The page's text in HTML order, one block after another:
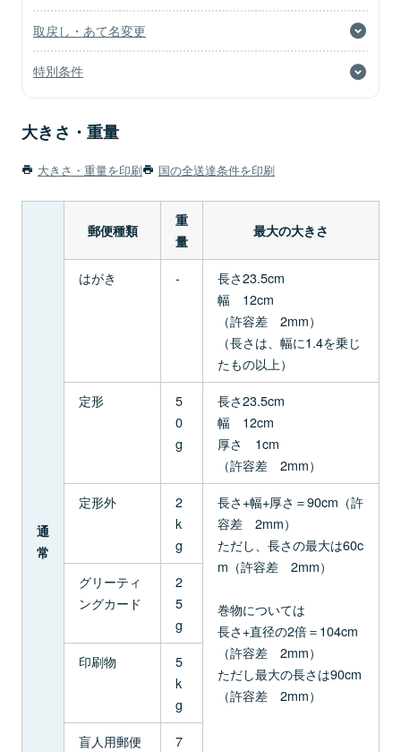
取戻し・あて名変更
特別条件
大きさ・重量
大きさ・重量を印刷 国の全送達条件を印刷
通
常
郵便種類
重
量
最大の大きさ
はがき -
長さ23.5cm
幅 12cm
（許容差 2mm）
（長さは、幅に1.4を乗じ
たもの以上）
定形
5
0
g
長さ23.5cm
幅 12cm
厚さ 1cm
（許容差 2mm）
定形外
2
k
g
長さ+幅+厚さ＝90cm（許
容差 2mm）
ただし、長さの最大は60c
m（許容差 2mm）
巻物については
長さ+直径の2倍＝104cm
（許容差 2mm）
ただし最大の長さは90cm
（許容差 2mm）
グリーティ
ングカード
2
5
g
印刷物
5
k
g
盲人用郵便
7